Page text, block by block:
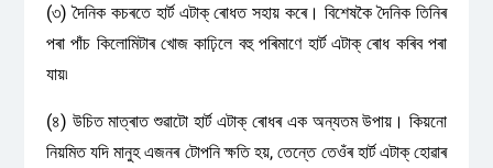
(৩) দৈনিক কচৰতে হার্ট এটাক্ ৰোধত সহায় কৰে। বিশেষকৈ দৈনিক তিনিৰ
পৰা পাঁচ কিলোমিটাৰ খোজ কাঢ়িলে বহু পৰিমাণে হার্ট এটাক্ ৰোধ কৰিব পৰা
যায়৷
(৪) উচিত মাত্ৰাত শুৱাটো হার্ট এটাক্ ৰোধৰ এক অন্যতম উপায়। কিয়নো
নিয়মিত যদি মানুহ এজনৰ টোপনি ক্ষতি হয়, তেন্তে তেওঁৰ হাৰ্ট এটাক্ হোৱাৰ